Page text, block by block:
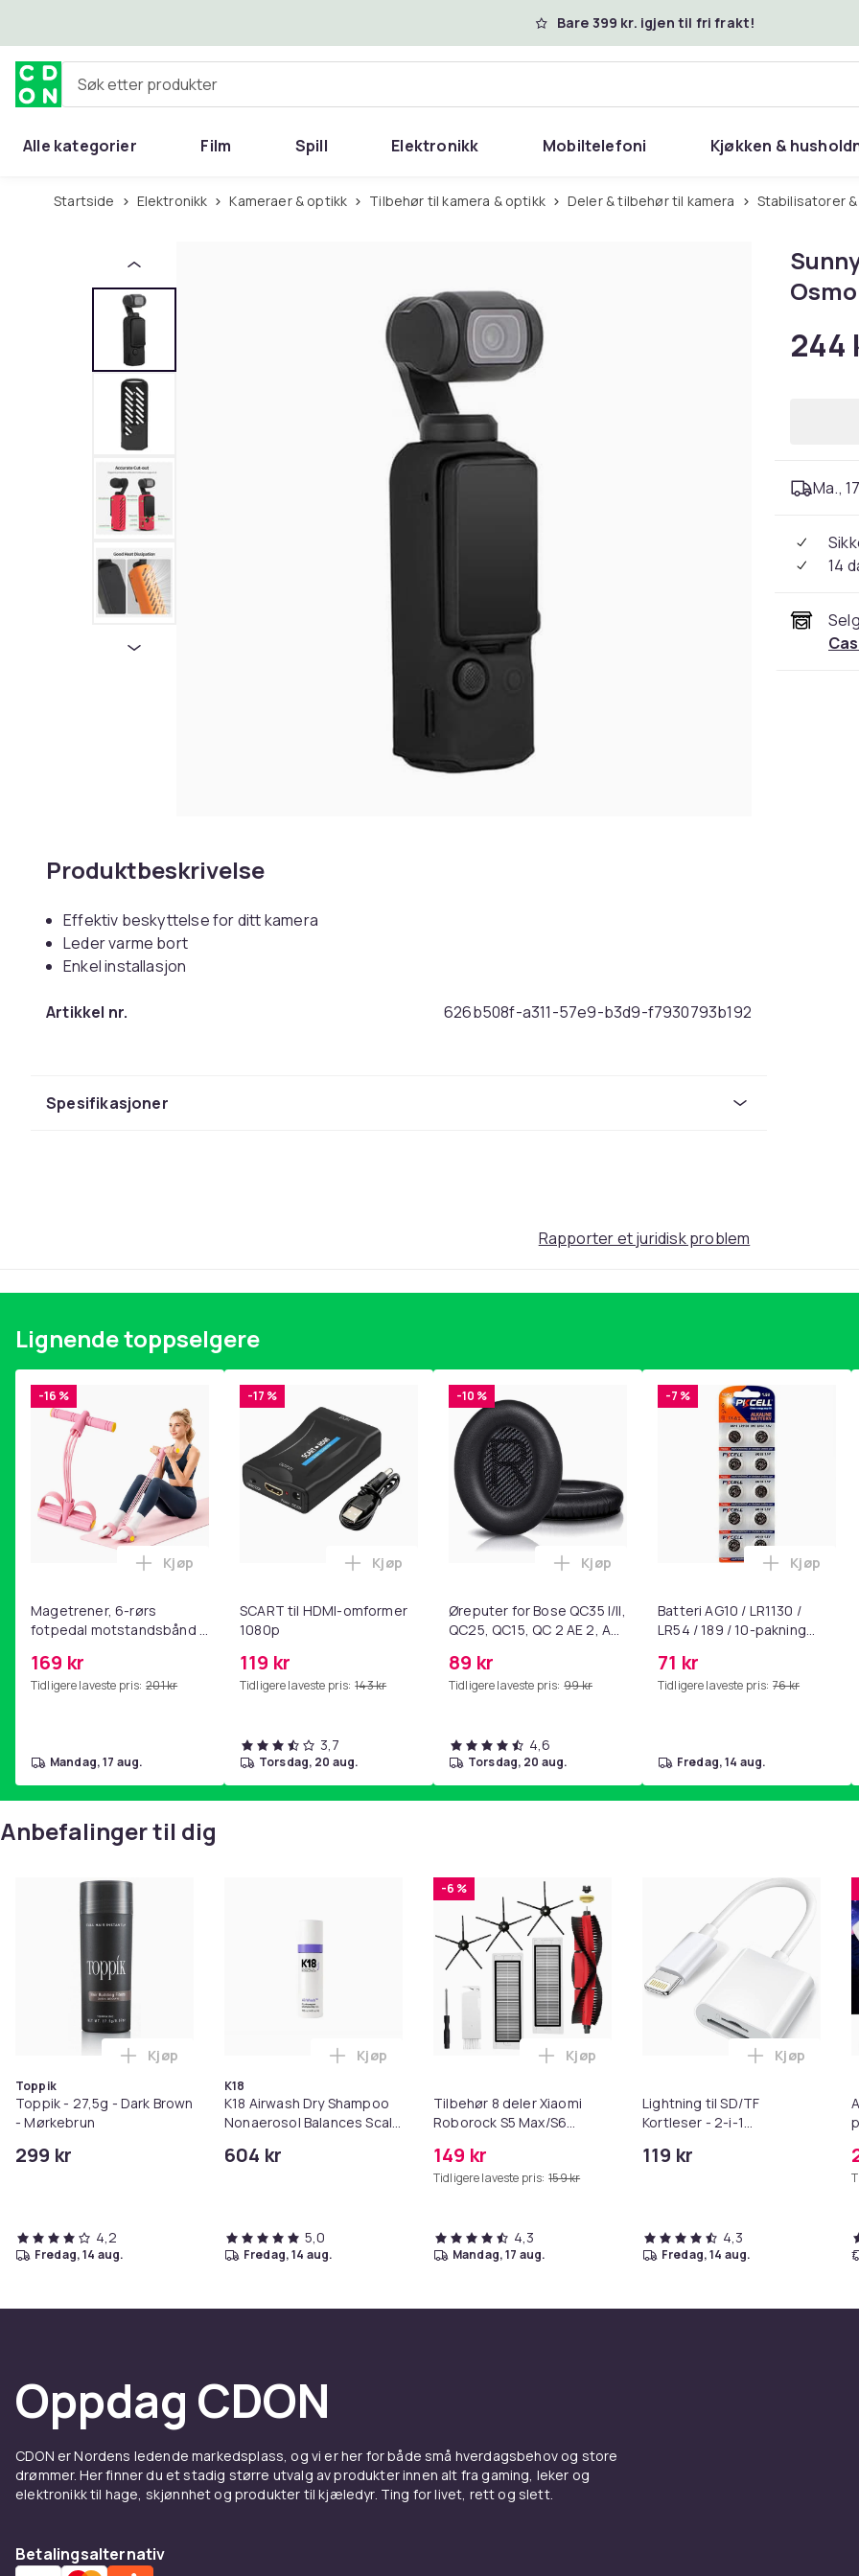
Bare 399 kr. igjen til fri frakt!
Søk etter produkter
Alle kategorier Film Spill Elektronikk Mobiltelefoni Kjøkken &
Startside Elektronikk Kameraer & optikk Tilbehør til kamera & optikk Deler & tilbehør til kamera Stabilisatorer
Produktbeskrivelse
Effektiv beskyttelse for ditt kamera
Leder varme bort
Enkel installasjon
Artikkel nr.
626b508f-a311-57e9-b3d9-f7930793b192
Spesifikasjoner
244
Ma.,
14
Rapporter et juridisk problem
Lignende toppselgere
-16 %
Magetrener, 6-rørs
fotpedal motstandsbånd -
yoga og
hjemmegymnastikk Pink
169 kr
Tidligere laveste pris: 201 kr
Legg Magetrener, 6-rørs fotpedal motstandsbånd - mage- og kjernetrening, yoga og
Kjøp
mandag, 17 aug.
-17 %
SCART til HDMI-omformer
1080p
119 kr
Tidligere laveste pris: 143 kr
Legg SCART til HDMI-omformer 1080p i handlekurven
Kjøp
3,7
torsdag, 20 aug.
-10 %
Øreputer for Bose QC35 I/II,
QC25, QC15, QC 2 AE 2, AE
SoundLink Black
89 kr
Tidligere laveste pris: 99 kr
Legg Øreputer for Bose QC35 I/II, QC25,
Kjøp
4,6
torsdag, 20 aug.
-7 %
Batteri AG10 / LR1130 /
LR54 / 189 / 10-pakning
71 kr
Tidligere laveste pris: 76 kr
Legg
Kjøp
fredag, 14 aug.
Anbefalinger til dig
Toppik
Toppik - 27,5g - Dark Brown
- Mørkebrun
299 kr
Legg Toppik - 27,5g - Dark Brown - Mørkebrun i handlekurven
Kjøp
4,2
fredag, 14 aug.
K18
K18 Airwash Dry Shampoo
Nonaerosol Balances Scalp
604 kr
Legg K18 Airwash Dry Shampoo Nonaerosol Balances Scalp & Controls
Kjøp
5,0
fredag, 14 aug.
-6 %
Tilbehør 8 deler Xiaomi
Roborock S5 Max/S6
MAXV/S50/S51/S55/S5/S60/S65/S6
149 kr
Tidligere laveste pris: 159 kr
Legg Tilbehør 8 deler Xiaomi Roborock
Kjøp
4,3
mandag, 17 aug.
Lightning til SD/TF
Kortleser - 2-i-1
iPhone/iPad
119 kr
Legg
Kjøp
4,3
fredag, 14 aug.
Oppdag CDON
CDON er Nordens ledende markedsplass, og vi er her for både små hverdagsbehov og store
drømmer. Her finner du et stadig større utvalg av produkter innen alt fra gaming, leker og
elektronikk til hage, skjønnhet og produkter til kjæledyr. Ting for livet, rett og slett.
Betalingsalternativ